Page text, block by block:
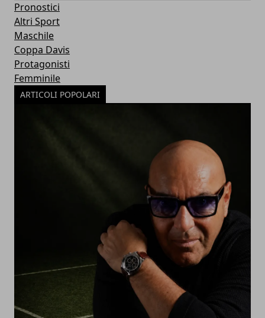
Pronostici
Altri Sport
Maschile
Coppa Davis
Protagonisti
Femminile
ARTICOLI POPOLARI